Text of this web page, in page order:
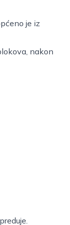
je iz
nakon